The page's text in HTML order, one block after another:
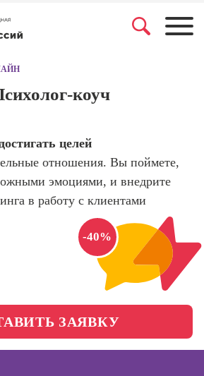
сайтов)
Профессия
Интернет-
Профессия
Менеджер по
маркетингу в
социальных
Специалист по
коуч
целей
отношения. Вы поймете,
эмоциями, и внедрите
в работу с клиентами
-40%
ЗАЯВКУ